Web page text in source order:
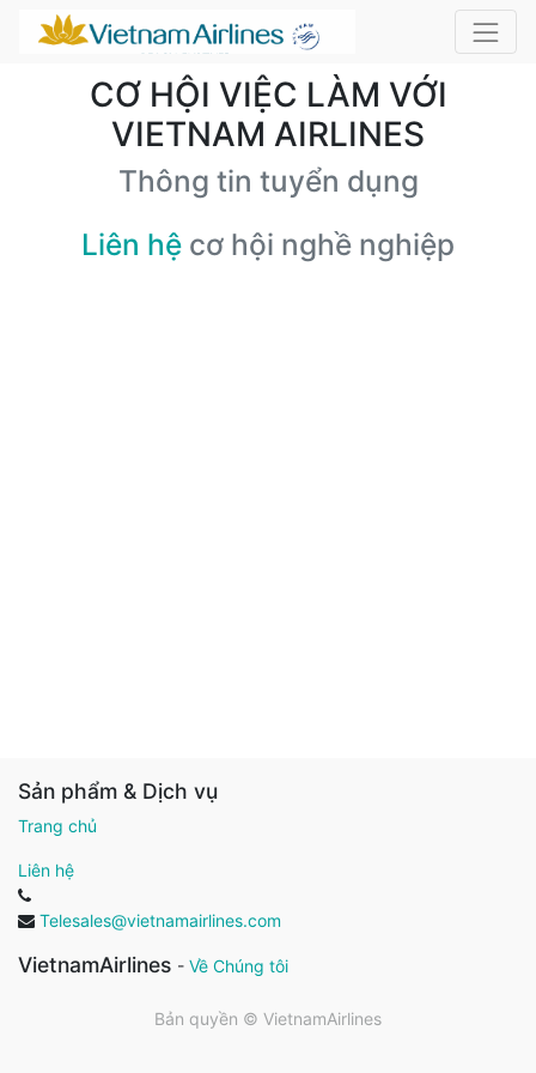
CƠ HỘI VIỆC LÀM VỚI
VIETNAM AIRLINES
Thông tin tuyển dụng
Liên hệ cơ hội nghề nghiệp
Sản phẩm & Dịch vụ
Trang chủ
Liên hệ
Telesales@vietnamairlines.com
VietnamAirlines - Về Chúng tôi
Bản quyền © VietnamAirlines